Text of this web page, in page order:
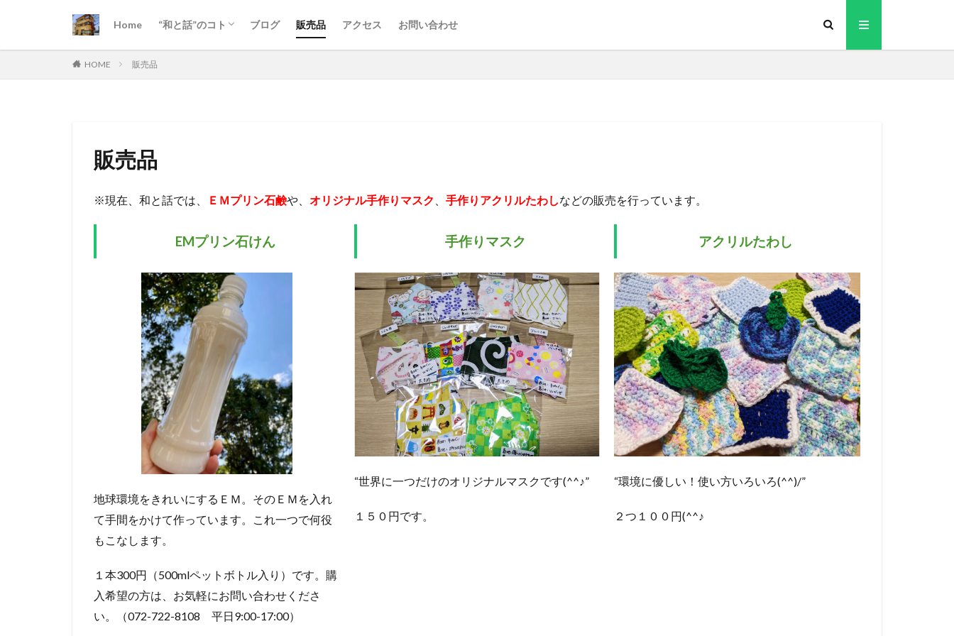
Home “和と話”のコト
今月のプログラム
最近の「和と話」- インスタグラム –
事業所情報
ブログ 販売品 アクセス お問い合わせ
HOME 販売品
販売品
※現在、和と話では、 ＥＭプリン石鹸や、 オリジナル手作りマスク 手作りアクリルたわしなどの販売を行っています。
EMプリン石けん
地球環境をきれいにするＥＭ。そのＥＭを入れ
て手間をかけて作っています。これ一つで何役
もこなします。
１本300円（500mlペットボトル入り）です。購
入希望の方は、お気軽にお問い合わせくださ
い。（072-722-8108 平日9:00-17:00）
手作りマスク
“世界に一つだけのオリジナルマスクです(^^♪”
１５０円です。
アクリルたわし
“環境に優しい！使い方いろいろ(^^)/”
２つ１００円(^^♪